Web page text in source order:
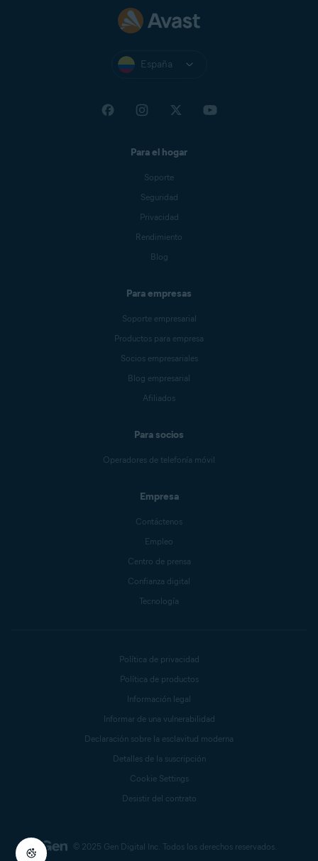
España
Para el hogar
Soporte
Seguridad
Privacidad
Rendimiento
Blog
Para empresas
Soporte empresarial
Productos para empresa
Socios empresariales
Blog empresarial
Afiliados
Para socios
Operadores de telefonía móvil
Empresa
Contáctenos
Empleo
Centro de prensa
Confianza digital
Tecnología
© 2025 Gen Digital Inc. Todos los derechos reservados.
Política de privacidad
Política de productos
Información legal
Informar de una vulnerabilidad
Declaración sobre la esclavitud moderna
Detalles de la suscripción
Cookie Settings
Desistir del contrato